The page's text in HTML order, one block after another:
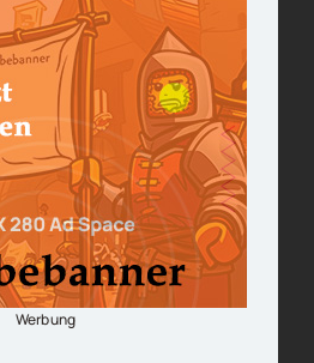
Werbung